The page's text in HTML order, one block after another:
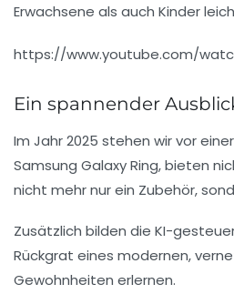
Erwachsene als auch Kinder
https://www.youtube.com/
Ein spannender
Im Jahr 2025 stehen wir vor einer
Samsung Galaxy Ring, bieten
nicht mehr nur ein Zubehör,
Zusätzlich bilden die KI-
Rückgrat eines modernen,
Gewohnheiten erlernen.